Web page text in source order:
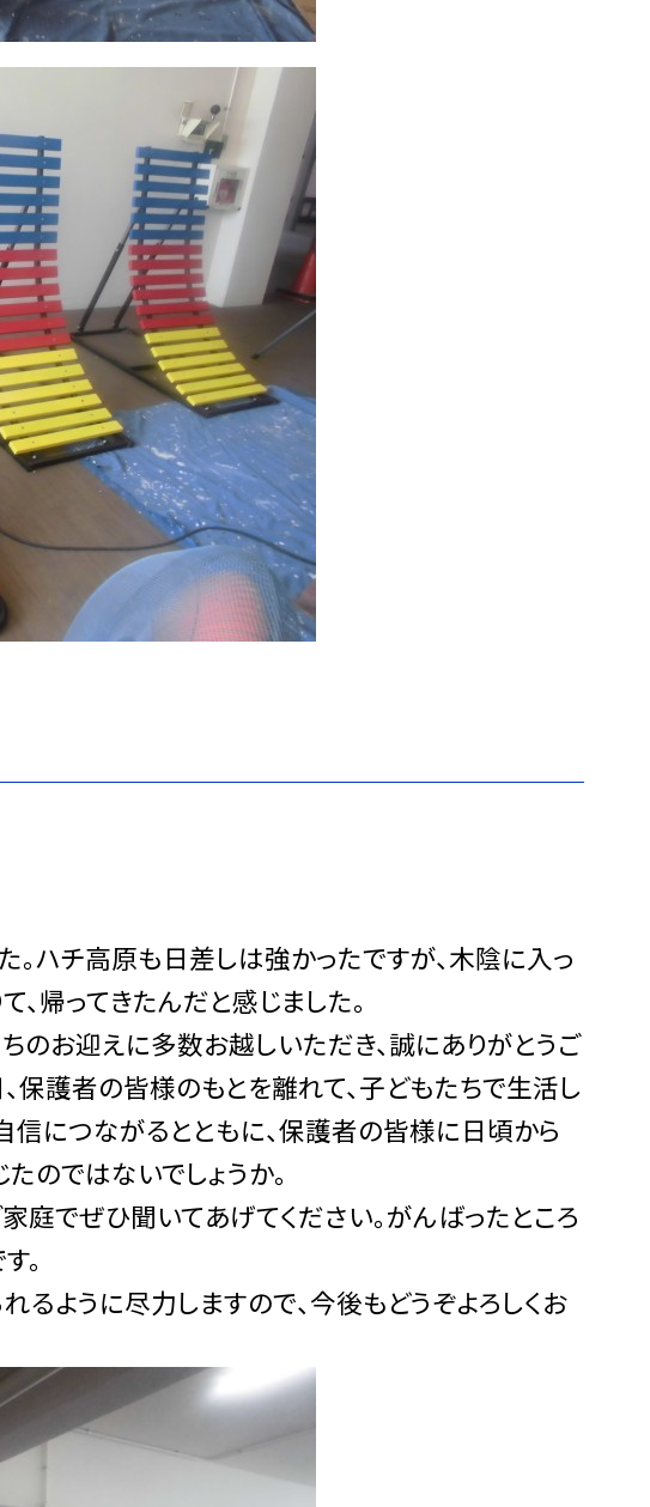
ハチ高原も日差しは強かったですが、木陰に入っ
帰ってきたんだと感じました。
のお迎えに多数お越しいただき、誠にありがとうご
、保護者の皆様のもとを離れて、子どもたちで生活し
につながるとともに、保護者の皆様に日頃から
のではないでしょうか。
庭でぜひ聞いてあげてください。がんばったところ
。
ように尽力しますので、今後もどうぞよろしくお